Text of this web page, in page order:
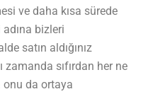
ve daha kısa sürede
bizleri
satın aldığınız
zamanda sıfırdan her ne
onu da ortaya